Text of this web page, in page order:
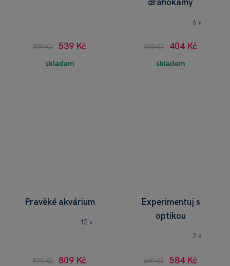
599 Kč 539 Kč
skladem
6 x
449 Kč 404 Kč
skladem
Pravěké akvárium
12 x
899 Kč 809 Kč
Experimentuj s
optikou
2 x
649 Kč 584 Kč